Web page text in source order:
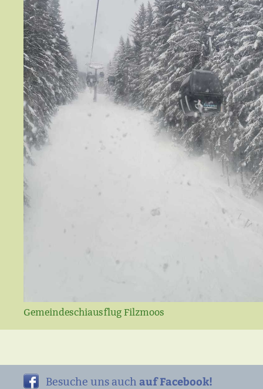
Gemeindeschiausflug Filzmoos
Besuche uns auch auf Facebook!